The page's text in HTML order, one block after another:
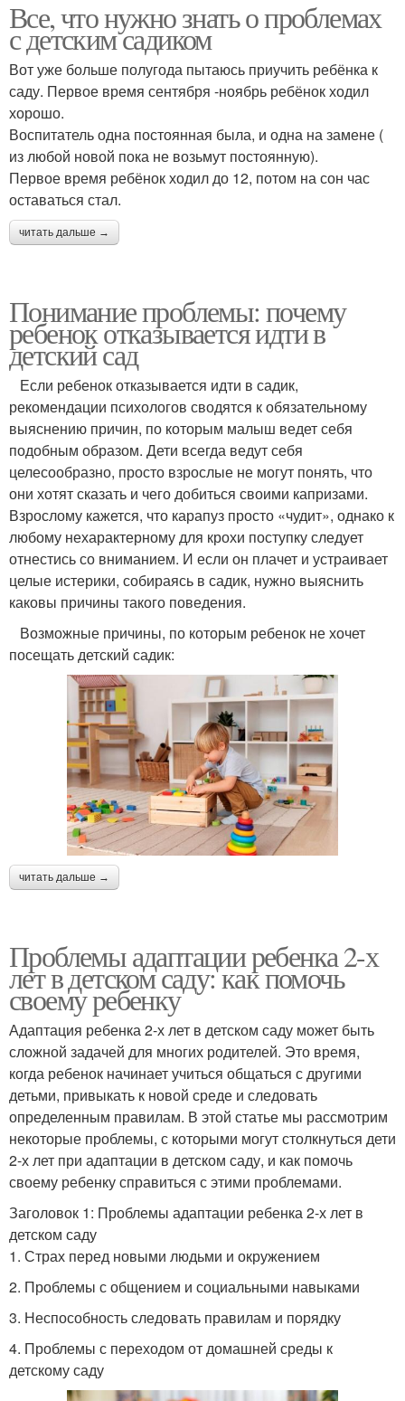
Все, что нужно знать о проблемах
с детским садиком
Вот уже больше полугода пытаюсь приучить ребёнка к
саду. Первое время сентября -ноябрь ребёнок ходил
хорошо.
Воспитатель одна постоянная была, и одна на замене (
из любой новой пока не возьмут постоянную).
Первое время ребёнок ходил до 12, потом на сон час
оставаться стал.
читать дальше →
Понимание проблемы: почему
ребенок отказывается идти в
детский сад
Если ребенок отказывается идти в садик,
рекомендации психологов сводятся к обязательному
выяснению причин, по которым малыш ведет себя
подобным образом. Дети всегда ведут себя
целесообразно, просто взрослые не могут понять, что
они хотят сказать и чего добиться своими капризами.
Взрослому кажется, что карапуз просто «чудит», однако к
любому нехарактерному для крохи поступку следует
отнестись со вниманием. И если он плачет и устраивает
целые истерики, собираясь в садик, нужно выяснить
каковы причины такого поведения.
Возможные причины, по которым ребенок не хочет
посещать детский садик:
читать дальше →
Проблемы адаптации ребенка 2-х
лет в детском саду: как помочь
своему ребенку
Адаптация ребенка 2-х лет в детском саду может быть
сложной задачей для многих родителей. Это время,
когда ребенок начинает учиться общаться с другими
детьми, привыкать к новой среде и следовать
определенным правилам. В этой статье мы рассмотрим
некоторые проблемы, с которыми могут столкнуться дети
2-х лет при адаптации в детском саду, и как помочь
своему ребенку справиться с этими проблемами.
Заголовок 1: Проблемы адаптации ребенка 2-х лет в
детском саду
1. Страх перед новыми людьми и окружением
2. Проблемы с общением и социальными навыками
3. Неспособность следовать правилам и порядку
4. Проблемы с переходом от домашней среды к
детскому саду